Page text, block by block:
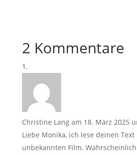
2 Kommentare
Christine Lang am 18. März 2025
Liebe Monika, ich lese deinen
unbekannten Film.